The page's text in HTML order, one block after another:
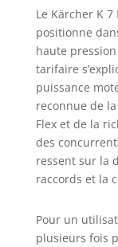
Le Kärcher K 7
positionne
haute
tarifaire
puissance
reconnue de
Flex et de la
des
ressent sur la
raccords et la
Pour un
plusieurs fois